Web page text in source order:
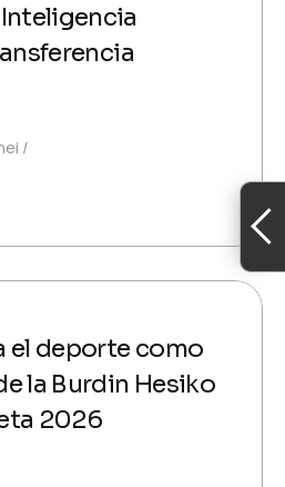
el deporte como
la Burdin Hesiko
2026